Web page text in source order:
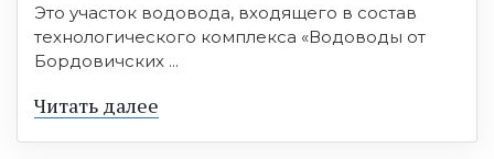
Это участок водовода, входящего в состав
технологического комплекса «Водоводы от
Бордовичских ...
Читать далее